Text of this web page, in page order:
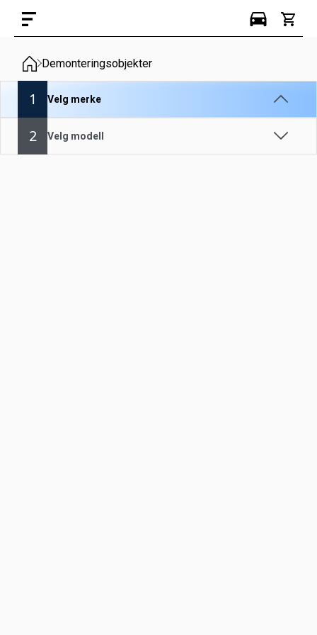
Demonteringsobjekter
1 Velg merke
2 Velg modell